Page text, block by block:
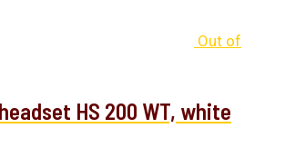
Out of
HS 200 WT, white